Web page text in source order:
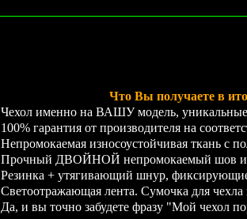
Что Вы получаете в
Чехол именно на ВАШУ модель, уникальные
100% гарантия от производителя на
Непромокаемая износоустойчивая ткань с
Прочный ДВОЙНОЙ непромокаемый шов и
Резинка + утягивающий шнур,
Светоотражающая лента. Сумочка для чехла
Да, и вы точно забудете фразу "Мой чехол